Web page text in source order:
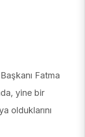
Fatma
yine bir
olduklarını